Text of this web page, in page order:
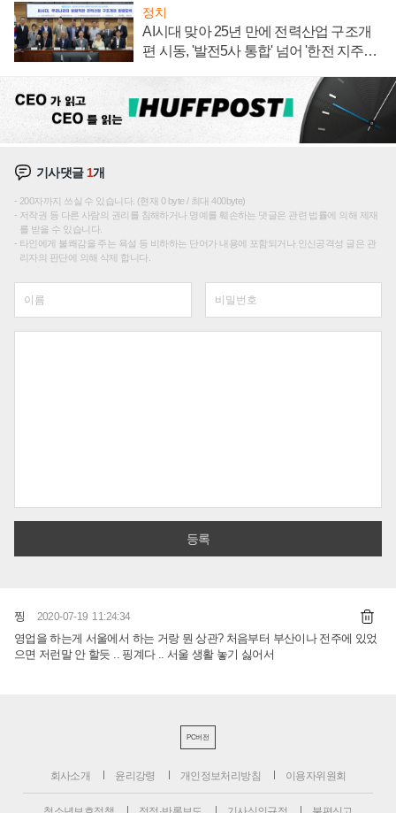
정치
AI시대 맞아 25년 만에 전력산업 구조개
편 시동, '발전5사 통합' 넘어 '한전 지주사'
기사댓글 1개
200자까지 쓰실 수 있습니다. (현재 0 byte / 최대 400byte)
저작권 등 다른 사람의 권리를 침해하거나 명예를 훼손하는 댓글은 관련 법률에 의해 제재
를 받을 수 있습니다.
타인에게 불쾌감을 주는 욕설 등 비하하는 단어가 내용에 포함되거나 인신공격성 글은 관
리자의 판단에 의해 삭제 합니다.
찡 2020-07-19 11:24:34
영업을 하는게 서울에서 하는 거랑 뭔 상관? 처음부터 부산이나 전주에 있었
으면 저런말 안 할듯 .. 핑계다 .. 서울 생활 놓기 싫어서
PC버전
회사소개 윤리강령 개인정보처리방침 이용자위원회